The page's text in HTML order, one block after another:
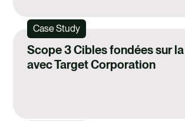
Case Study
Scope 3 Cibles fondées sur
avec Target Corporation